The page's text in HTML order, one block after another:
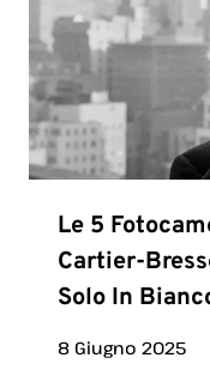
Le 5
Cartier-
Solo In
8 Giugno 2025